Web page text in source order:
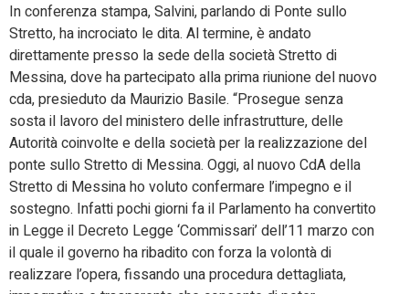
In conferenza stampa, Salvini, parlando di Ponte sullo
Stretto, ha incrociato le dita. Al termine, è andato
direttamente presso la sede della società Stretto di
Messina, dove ha partecipato alla prima riunione del nuovo
cda, presieduto da Maurizio Basile. “Prosegue senza
sosta il lavoro del ministero delle infrastrutture, delle
Autorità coinvolte e della società per la realizzazione del
ponte sullo Stretto di Messina. Oggi, al nuovo CdA della
Stretto di Messina ho voluto confermare l’impegno e il
sostegno. Infatti pochi giorni fa il Parlamento ha convertito
in Legge il Decreto Legge ‘Commissari’ dell’11 marzo con
il quale il governo ha ribadito con forza la volontà di
realizzare l’opera, fissando una procedura dettagliata,